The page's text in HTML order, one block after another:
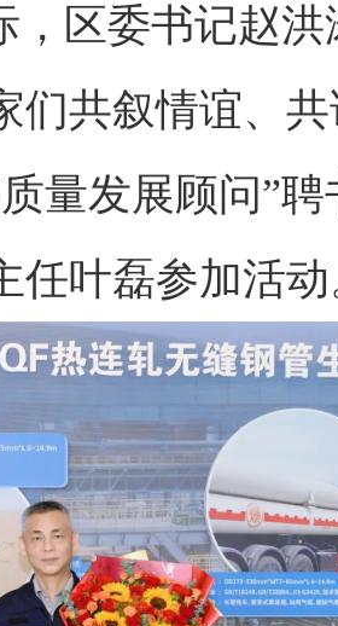
，区委书记赵
们共叙情谊、
量发展顾问”
叶磊参加活动